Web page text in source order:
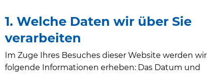
1. Welche Daten wir über Sie
verarbeiten
Im Zuge Ihres Besuches dieser Website werden wir
folgende Informationen erheben: Das Datum und